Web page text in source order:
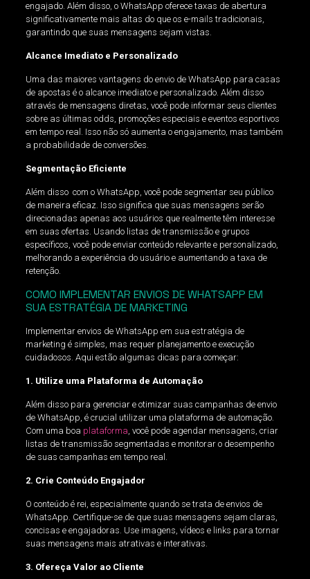
engajado. Além disso, o WhatsApp oferece taxas de abertura
significativamente mais altas do que os e-mails tradicionais,
garantindo que suas mensagens sejam vistas.
Alcance Imediato e Personalizado
Uma das maiores vantagens do envio de WhatsApp para casas
de apostas é o alcance imediato e personalizado. Além disso
através de mensagens diretas, você pode informar seus clientes
sobre as últimas odds, promoções especiais e eventos esportivos
em tempo real. Isso não só aumenta o engajamento, mas também
a probabilidade de conversões.
Segmentação Eficiente
Além disso com o WhatsApp, você pode segmentar seu público
de maneira eficaz. Isso significa que suas mensagens serão
direcionadas apenas aos usuários que realmente têm interesse
em suas ofertas. Usando listas de transmissão e grupos
específicos, você pode enviar conteúdo relevante e personalizado,
melhorando a experiência do usuário e aumentando a taxa de
retenção.
COMO IMPLEMENTAR ENVIOS DE WHATSAPP EM
SUA ESTRATÉGIA DE MARKETING
Implementar envios de WhatsApp em sua estratégia de
marketing é simples, mas requer planejamento e execução
cuidadosos. Aqui estão algumas dicas para começar:
1. Utilize uma Plataforma de Automação
Além disso para gerenciar e otimizar suas campanhas de envio
de WhatsApp, é crucial utilizar uma plataforma de automação.
Com uma boa plataforma , você pode agendar mensagens, criar
listas de transmissão segmentadas e monitorar o desempenho
de suas campanhas em tempo real.
2. Crie Conteúdo Engajador
O conteúdo é rei, especialmente quando se trata de envios de
WhatsApp. Certifique-se de que suas mensagens sejam claras,
concisas e engajadoras. Use imagens, vídeos e links para tornar
suas mensagens mais atrativas e interativas.
3. Ofereça Valor ao Cliente